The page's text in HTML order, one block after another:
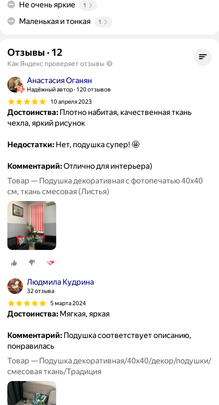
Не очень яркие 1
Маленькая и тонкая 1
Отзывы · 12
Как Яндекс проверяет отзывы
Анастасия Оганян
Надёжный автор 120 отзывов
10 апреля 2023
Достоинства: Плотно набитая, качественная ткань
чехла, яркий рисунок
Недостатки: Нет, подушка супер! 🤩
Комментарий:Отлично для интерьера)
Товар — Подушка декоративная с фотопечатью 40х40
см, ткань смесовая (Листья)
Людмила Кудрина
32 отзыва
5 марта 2024
Достоинства: Мягкая, яркая
Комментарий: Подушка соответствует описанию,
понравилась
Товар — Подушка декоративная/40x40/декор/подушки/
смесовая ткань/Традиция